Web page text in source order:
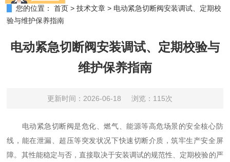
您的位置： 首页 >技术文章 > 电动紧急切断阀安装调试、定期校
验与维护保养指南
电动紧急切断阀安装调试、定期校验与
维护保养指南
更新时间：2026-06-18 浏览：115次
电动紧急切断阀是危化、燃气、能源等高危场景的安全核心防
线，能在泄漏、超压等突发状况下快速切断介质，筑牢生产安全屏
障。其性能稳定与否，直接取决于安装调试的规范性、定期校验的严